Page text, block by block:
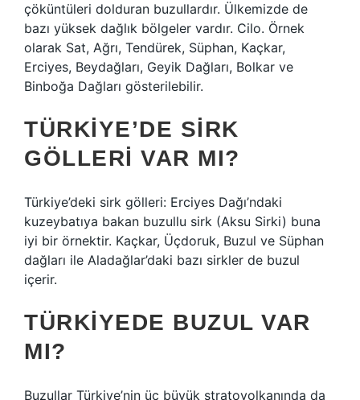
çöküntüleri dolduran buzullardır. Ülkemizde de
bazı yüksek dağlık bölgeler vardır. Cilo. Örnek
olarak Sat, Ağrı, Tendürek, Süphan, Kaçkar,
Erciyes, Beydağları, Geyik Dağları, Bolkar ve
Binboğa Dağları gösterilebilir.
TÜRKIYE’DE SIRK
GÖLLERI VAR MI?
Türkiye’deki sirk gölleri: Erciyes Dağı’ndaki
kuzeybatıya bakan buzullu sirk (Aksu Sirki) buna
iyi bir örnektir. Kaçkar, Üçdoruk, Buzul ve Süphan
dağları ile Aladağlar’daki bazı sirkler de buzul
içerir.
TÜRKIYEDE BUZUL VAR
MI?
Buzullar Türkiye’nin üç büyük stratovolkanında da